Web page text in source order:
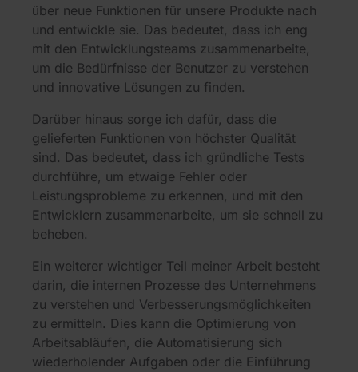
über neue Funktionen für unsere Produkte nach
und entwickle sie. Das bedeutet, dass ich eng
mit den Entwicklungsteams zusammenarbeite,
um die Bedürfnisse der Benutzer zu verstehen
und innovative Lösungen zu finden.
Darüber hinaus sorge ich dafür, dass die
gelieferten Funktionen von höchster Qualität
sind. Das bedeutet, dass ich gründliche Tests
durchführe, um etwaige Fehler oder
Leistungsprobleme zu erkennen, und mit den
Entwicklern zusammenarbeite, um sie schnell zu
beheben.
Ein weiterer wichtiger Teil meiner Arbeit besteht
darin, die internen Prozesse des Unternehmens
zu verstehen und Verbesserungsmöglichkeiten
zu ermitteln. Dies kann die Optimierung von
Arbeitsabläufen, die Automatisierung sich
wiederholender Aufgaben oder die Einführung